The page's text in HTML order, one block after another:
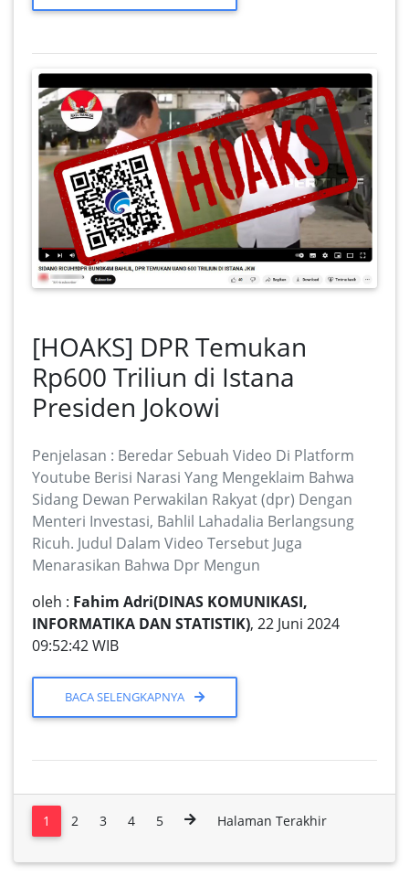
[HOAKS] DPR Temukan
Rp600 Triliun di Istana
Presiden Jokowi
Penjelasan : Beredar Sebuah Video Di Platform
Youtube Berisi Narasi Yang Mengeklaim Bahwa
Sidang Dewan Perwakilan Rakyat (dpr) Dengan
Menteri Investasi, Bahlil Lahadalia Berlangsung
Ricuh. Judul Dalam Video Tersebut Juga
Menarasikan Bahwa Dpr Mengun
oleh : Fahim Adri(DINAS KOMUNIKASI,
INFORMATIKA DAN STATISTIK), 22 Juni 2024
09:52:42 WIB
BACA SELENGKAPNYA
1 2 3 4 5 Halaman Terakhir